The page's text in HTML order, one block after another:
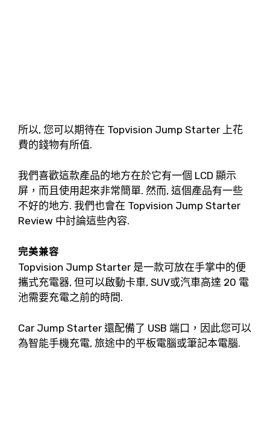
所以, 您可以期待在 Topvision Jump Starter 上花
費的錢物有所值.
我們喜歡這款產品的地方在於它有一個 LCD 顯示
屏，而且使用起來非常簡單. 然而, 這個產品有一些
不好的地方. 我們也會在 Topvision Jump Starter
Review 中討論這些內容.
完美兼容
Topvision Jump Starter 是一款可放在手掌中的便
攜式充電器, 但可以啟動卡車, SUV或汽車高達 20 電
池需要充電之前的時間.
Car Jump Starter 還配備了 USB 端口，因此您可以
為智能手機充電, 旅途中的平板電腦或筆記本電腦.